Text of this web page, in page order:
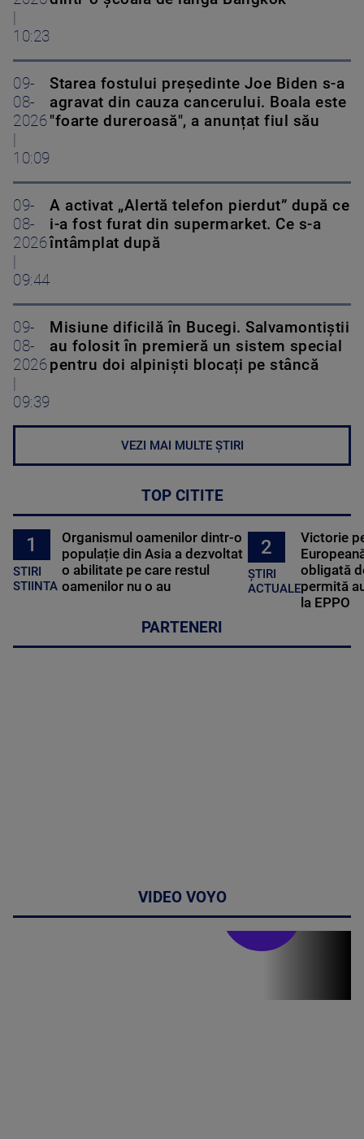
10:23
09-
08-
2026
10:09
Starea fostului președinte Joe Biden s-a
agravat din cauza cancerului. Boala este
"foarte dureroasă", a anunțat fiul său
09-
08-
2026
09:44
A activat „Alertă telefon pierdut” după ce
i-a fost furat din supermarket. Ce s-a
întâmplat după
09-
08-
2026
09:39
Misiune dificilă în Bucegi. Salvamontiștii
au folosit în premieră un sistem special
pentru doi alpiniști blocați pe stâncă
VEZI MAI MULTE ȘTIRI
TOP CITITE
1
STIRI
STIINTA
Organismul oamenilor dintr-o
populație din Asia a dezvoltat
o abilitate pe care restul
oamenilor nu o au
2
ȘTIRI
ACTUALE
Victorie
obligată
permită
la EPPO
PARTENERI
VIDEO VOYO